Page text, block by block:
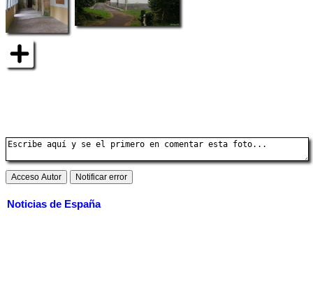
Noticias de España